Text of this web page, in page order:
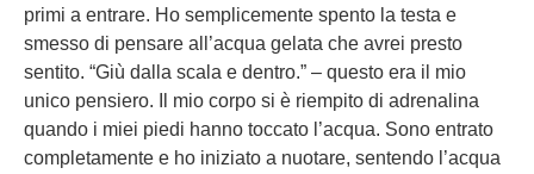
primi a entrare. Ho semplicemente spento la testa e
smesso di pensare all’acqua gelata che avrei presto
sentito. “Giù dalla scala e dentro.” – questo era il mio
unico pensiero. Il mio corpo si è riempito di adrenalina
quando i miei piedi hanno toccato l’acqua. Sono entrato
completamente e ho iniziato a nuotare, sentendo l’acqua